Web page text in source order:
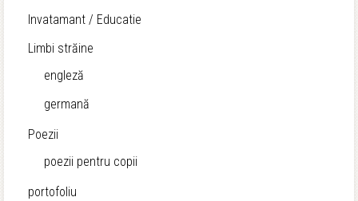
Invatamant / Educatie
Limbi străine
engleză
germană
Poezii
poezii pentru copii
portofoliu